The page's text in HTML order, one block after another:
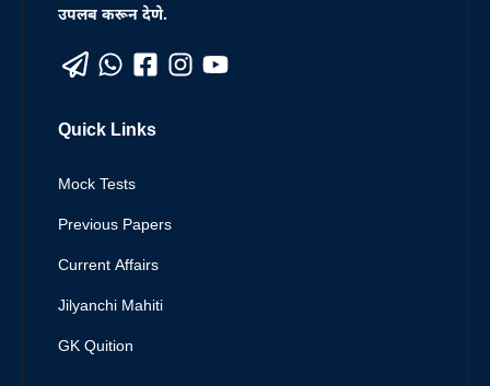
उपलब करून देणे.
Quick Links
Mock Tests
Previous Papers
Current Affairs
Jilyanchi Mahiti
GK Quition